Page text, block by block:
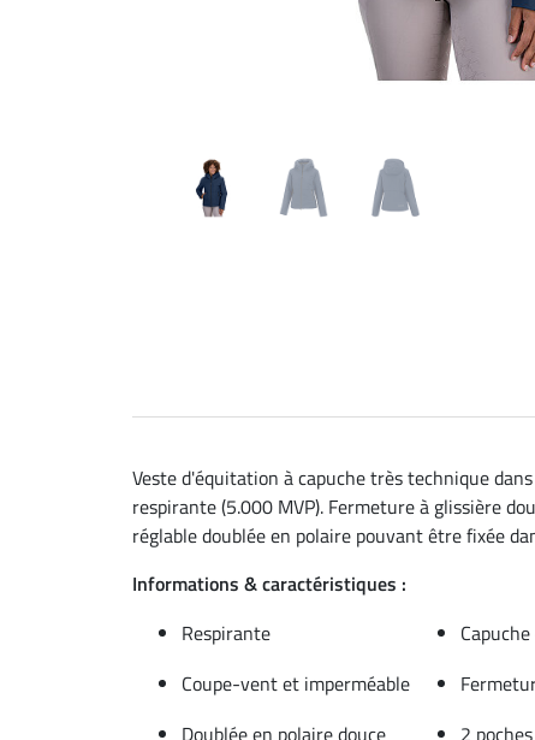
Veste d'équitation à capuche très technique
respirante (5.000 MVP). Fermeture à glissière
réglable doublée en polaire pouvant être fixée
Informations & caractéristiques :
Respirante
Coupe-vent et imperméable
Doublée en polaire douce
2